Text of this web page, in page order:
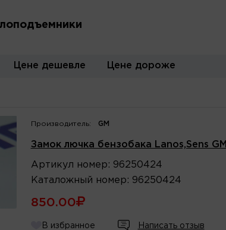
Цене дешевле Цене дороже
Производитель: GM
Замок лючка бензобака Lanos,Sens GM
Артикул номер : 96250424
Каталожный номер : 96250424
850.00
В избранное Написать отзыв